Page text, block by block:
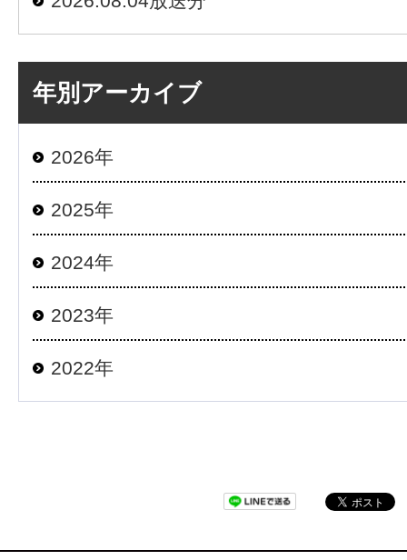
年別アーカイブ
2026年
2025年
2024年
2023年
2022年